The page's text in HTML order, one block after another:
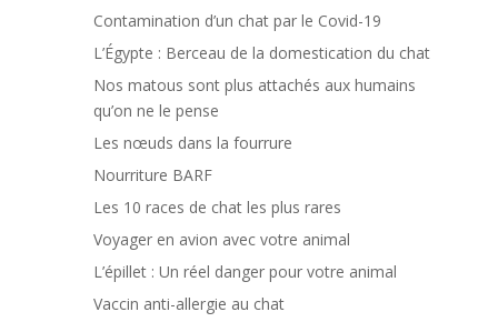
Contamination d’un chat par le Covid-19
L’Égypte : Berceau de la domestication du chat
Nos matous sont plus attachés aux humains
qu’on ne le pense
Les nœuds dans la fourrure
Nourriture BARF
Les 10 races de chat les plus rares
Voyager en avion avec votre animal
L’épillet : Un réel danger pour votre animal
Vaccin anti-allergie au chat